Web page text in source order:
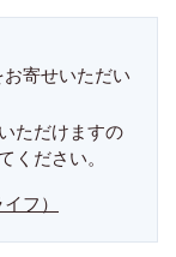
寄せいただい
ただけますの
ください。
フ）